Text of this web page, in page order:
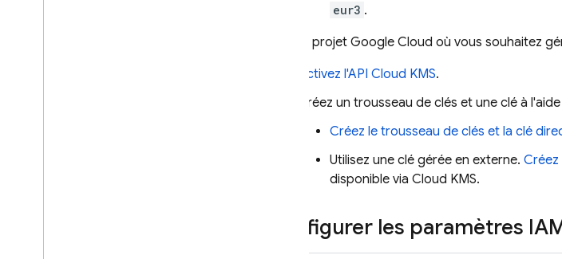
eur3 .
Dans le projet Google Cloud où vous souhaitez
Activez l'API Cloud KMS.
Créez un trousseau de clés et une clé à
Créez le trousseau de clés et la clé
Utilisez une clé gérée en externe. Créez
disponible via Cloud KMS.
Configurer les paramètres